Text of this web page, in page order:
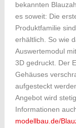
bekannten
es soweit: Die
Produktfamilie
erhältlich. So wie
Auswertemodul
3D gedruckt. Der
Gehäuses
aufgesteckt
Angebot wird
Informationen
modellbau.de/